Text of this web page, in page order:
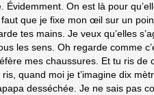
On est là pour
que je fixe mon œil sur un
tes mains. Je veux qu’elles
les sens. Oh regarde comme
mes chaussures. Et tu ris de
quand moi je t’imagine dix
desséchée. Je ne sais pas